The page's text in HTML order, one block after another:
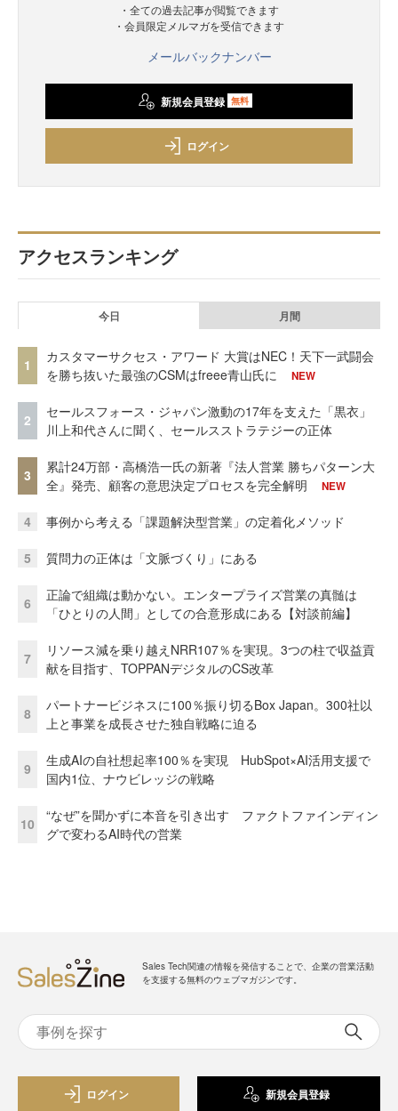
・全ての過去記事が閲覧できます
・会員限定メルマガを受信できます
メールバックナンバー
新規会員登録 無料
ログイン
アクセスランキング
今日 月間
1
カスタマーサクセス・アワード 大賞はNEC！天下一武闘会
を勝ち抜いた最強のCSMはfreee青山氏に
NEW
2
セールスフォース・ジャパン激動の17年を支えた「黒衣」
川上和代さんに聞く、セールスストラテジーの正体
3
累計24万部・高橋浩一氏の新著『法人営業 勝ちパターン大
全』発売、顧客の意思決定プロセスを完全解明
NEW
4 事例から考える「課題解決型営業」の定着化メソッド
5 質問力の正体は「文脈づくり」にある
6
正論で組織は動かない。エンタープライズ営業の真髄は
「ひとりの人間」としての合意形成にある【対談前編】
7
リソース減を乗り越えNRR107％を実現。3つの柱で収益貢
献を目指す、TOPPANデジタルのCS改革
8
パートナービジネスに100％振り切るBox Japan。300社以
上と事業を成長させた独自戦略に迫る
9
生成AIの自社想起率100％を実現 HubSpot×AI活用支援で
国内1位、ナウビレッジの戦略
10
“なぜ”を聞かずに本音を引き出す ファクトファインディン
グで変わるAI時代の営業
Sales Tech関連の情報を発信することで、企業の営業活動
を支援する無料のウェブマガジンです。
ログイン 新規会員登録